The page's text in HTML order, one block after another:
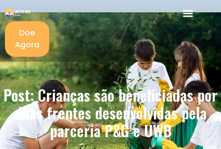
Doe
Agora
Post: Crianças são beneficiadas por
duas frentes desenvolvidas pela
parceria P&G e UWB